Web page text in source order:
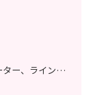
度あり
検査、梱包・仕分け、マシンオペレーター、ライン作業